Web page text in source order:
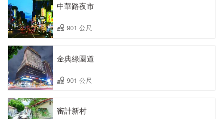
中華路夜市
901 公尺
金典綠園道
901 公尺
審計新村